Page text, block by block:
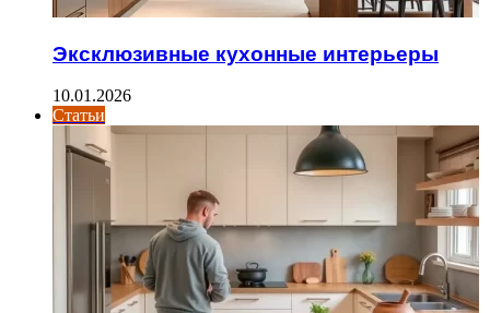
Эксклюзивные кухонные интерьеры
10.01.2026
Статьи